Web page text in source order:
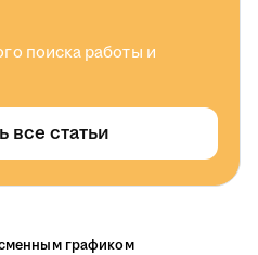
поиска работы и
все статьи
графиком